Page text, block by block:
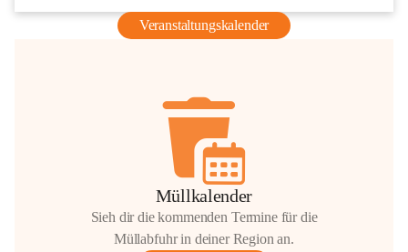
Veranstaltungskalender
Müllkalender
Sieh dir die kommenden Termine für die
Müllabfuhr in deiner Region an.